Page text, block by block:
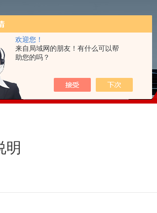
欢迎您！
来自局域网的朋友！有什么可以帮
助您的吗？
明